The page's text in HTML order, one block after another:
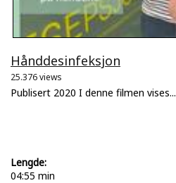
Hånddesinfeksjon
25.376 views
Publisert 2020 I denne filmen vises...
Lengde:
04:55 min